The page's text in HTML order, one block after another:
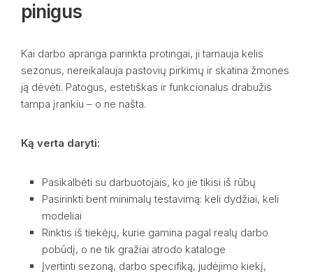
pinigus
Kai darbo apranga parinkta protingai, ji tarnauja kelis
sezonus, nereikalauja pastovių pirkimų ir skatina žmones
ją dėvėti. Patogus, estetiškas ir funkcionalus drabužis
tampa įrankiu – o ne našta.
Ką verta daryti:
Pasikalbėti su darbuotojais, ko jie tikisi iš rūbų
Pasirinkti bent minimalų testavimą: keli dydžiai, keli
modeliai
Rinktis iš tiekėjų, kurie gamina pagal realų darbo
pobūdį, o ne tik gražiai atrodo kataloge
Įvertinti sezoną, darbo specifiką, judėjimo kiekį,